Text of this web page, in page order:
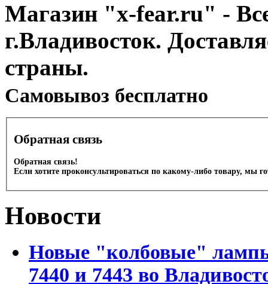
Магазин "x-fear.ru" -
г.Владивосток.
страны.
Cамовывоз бесплатно
Обратная связь
Обратная связь!
Если хотите проконсультироваться по какому-либо товару, мы
Новости
Новые "колбовые"
7440 и 7443 во